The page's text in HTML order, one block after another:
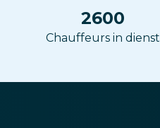
2600
Chauffeurs in dienst